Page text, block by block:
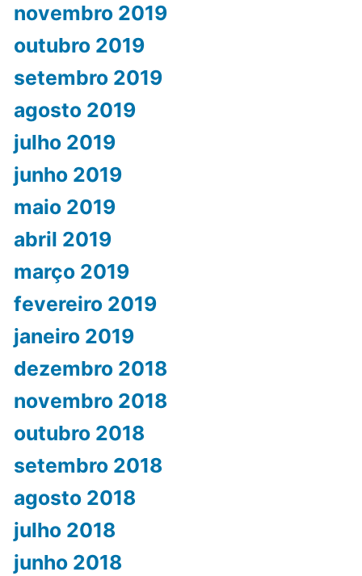
novembro 2019
outubro 2019
setembro 2019
agosto 2019
julho 2019
junho 2019
maio 2019
abril 2019
março 2019
fevereiro 2019
janeiro 2019
dezembro 2018
novembro 2018
outubro 2018
setembro 2018
agosto 2018
julho 2018
junho 2018